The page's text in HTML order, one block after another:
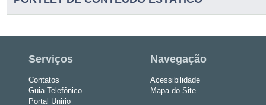
Serviços
Contatos
Guia Telefônico
Portal Unirio
Navegação
Acessibilidade
Mapa do Site